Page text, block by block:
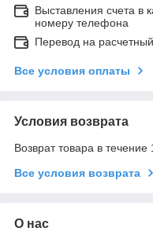
Выставления счета в
номеру телефона
Перевод на
Все условия оплаты
Условия возврата
Возврат товара в
Все условия возврата
О нас